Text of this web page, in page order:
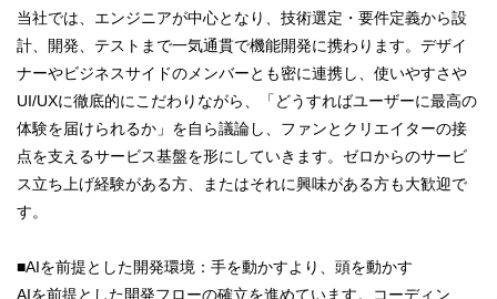
当社では、エンジニアが中心となり、技術選定・要件定義から設
計、開発、テストまで一気通貫で機能開発に携わります。デザイ
ナーやビジネスサイドのメンバーとも密に連携し、使いやすさや
UI/UXに徹底的にこだわりながら、「どうすればユーザーに最高の
体験を届けられるか」を自ら議論し、ファンとクリエイターの接
点を支えるサービス基盤を形にしていきます。ゼロからのサービ
ス立ち上げ経験がある方、またはそれに興味がある方も大歓迎で
す。
■AIを前提とした開発環境：手を動かすより、頭を動かす
AIを前提とした開発フローの確立を進めています。コーディン